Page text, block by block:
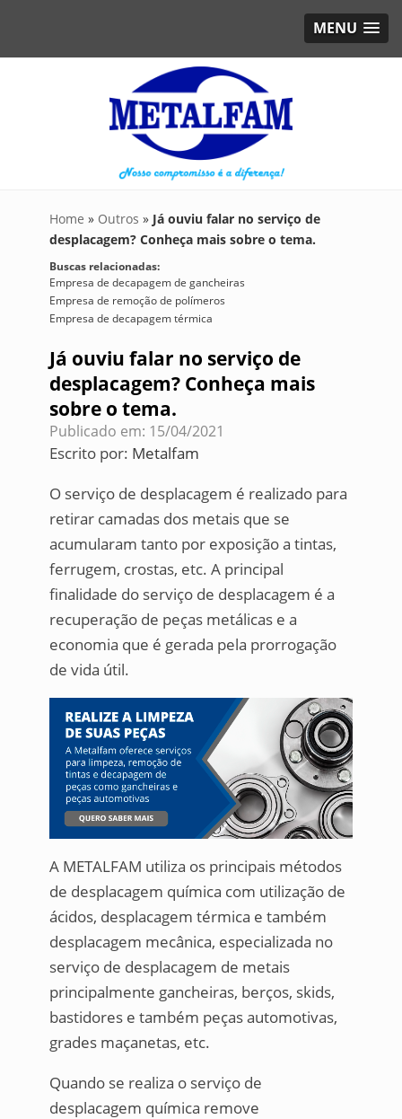
MENU
Home » Outros » Já ouviu falar no serviço de
desplacagem? Conheça mais sobre o tema.
Buscas relacionadas:
Empresa de decapagem de gancheiras
Empresa de remoção de polímeros
Empresa de decapagem térmica
Já ouviu falar no serviço de
desplacagem? Conheça mais
sobre o tema.
Publicado em: 15/04/2021
Escrito por: Metalfam
O serviço de desplacagem é realizado para
retirar camadas dos metais que se
acumularam tanto por exposição a tintas,
ferrugem, crostas, etc. A principal
finalidade do serviço de desplacagem é a
recuperação de peças metálicas e a
economia que é gerada pela prorrogação
de vida útil.
A METALFAM utiliza os principais métodos
de desplacagem química com utilização de
ácidos, desplacagem térmica e também
desplacagem mecânica, especializada no
serviço de desplacagem de metais
principalmente gancheiras, berços, skids,
bastidores e também peças automotivas,
grades maçanetas, etc.
Quando se realiza o serviço de
desplacagem química remove